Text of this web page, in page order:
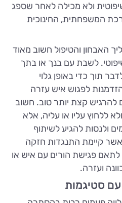
ולא מכילה לאחר שספג
המשפחתית, החינוכית
האבחון והטיפול חשוב מאוד
לשבת עם בנך או בתך
תוך כדי באופן גלוי
לפגוש איש עזרה
להרגיש קצת יותר טוב. חשוב
ללחוץ עליו או עליה, אלא
ולנסות להגיע לשיתוף
קיימת התנגדות חזקה
פגישת הורים עם איש או
ועזרה.
סטיגמות